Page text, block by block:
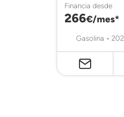
Financia desde
266€/mes*
Gasolina •